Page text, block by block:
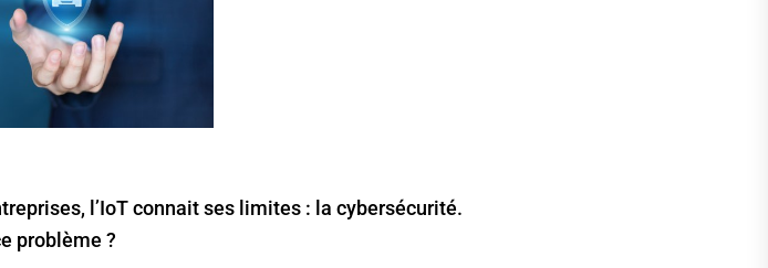
l’IoT connait ses limites : la cybersécurité.
problème ?